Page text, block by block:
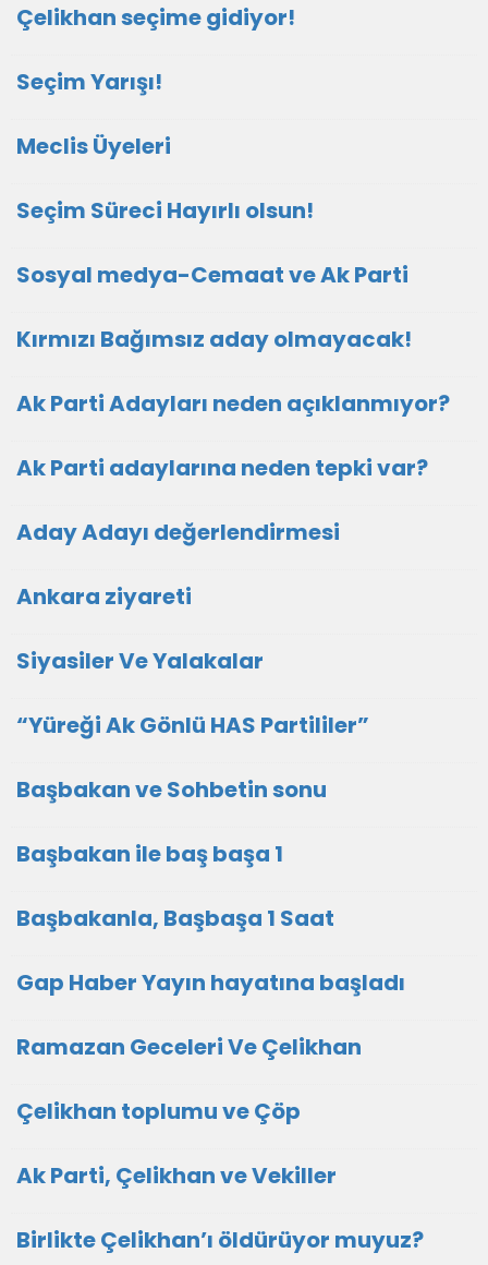
Çelikhan seçime gidiyor!
Seçim Yarışı!
Meclis Üyeleri
Seçim Süreci Hayırlı olsun!
Sosyal medya-Cemaat ve Ak Parti
Kırmızı Bağımsız aday olmayacak!
Ak Parti Adayları neden açıklanmıyor?
Ak Parti adaylarına neden tepki var?
Aday Adayı değerlendirmesi
Ankara ziyareti
Siyasiler Ve Yalakalar
“Yüreği Ak Gönlü HAS Partililer”
Başbakan ve Sohbetin sonu
Başbakan ile baş başa 1
Başbakanla, Başbaşa 1 Saat
Gap Haber Yayın hayatına başladı
Ramazan Geceleri Ve Çelikhan
Çelikhan toplumu ve Çöp
Ak Parti, Çelikhan ve Vekiller
Birlikte Çelikhan’ı öldürüyor muyuz?